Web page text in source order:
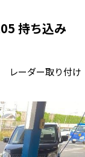
持ち込み
レーダー取り付け